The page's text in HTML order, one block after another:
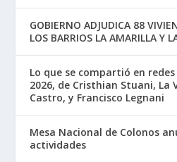
GOBIERNO ADJUDICA 88
LOS BARRIOS LA AMARILLA Y
Lo que se compartió en
2026, de Cristhian Stuani, La
Castro, y Francisco Legnani
Mesa Nacional de Colonos
actividades